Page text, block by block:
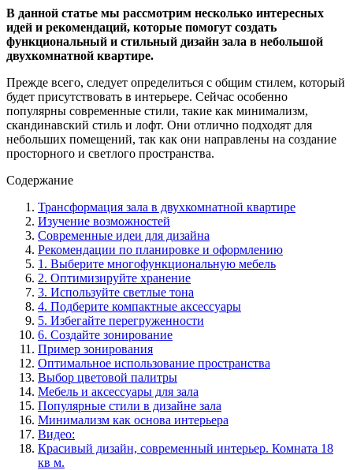
В данной статье мы рассмотрим несколько интересных
идей и рекомендаций, которые помогут создать
функциональный и стильный дизайн зала в небольшой
двухкомнатной квартире.
Прежде всего, следует определиться с общим стилем, который
будет присутствовать в интерьере. Сейчас особенно
популярны современные стили, такие как минимализм,
скандинавский стиль и лофт. Они отлично подходят для
небольших помещений, так как они направлены на создание
просторного и светлого пространства.
Содержание
Трансформация зала в двухкомнатной квартире
Изучение возможностей
Современные идеи для дизайна
Рекомендации по планировке и оформлению
1. Выберите многофункциональную мебель
2. Оптимизируйте хранение
3. Используйте светлые тона
4. Подберите компактные аксессуары
5. Избегайте перегруженности
6. Создайте зонирование
Пример зонирования
Оптимальное использование пространства
Выбор цветовой палитры
Мебель и аксессуары для зала
Популярные стили в дизайне зала
Минимализм как основа интерьера
Видео:
Красивый дизайн, современный интерьер. Комната 18
кв м.